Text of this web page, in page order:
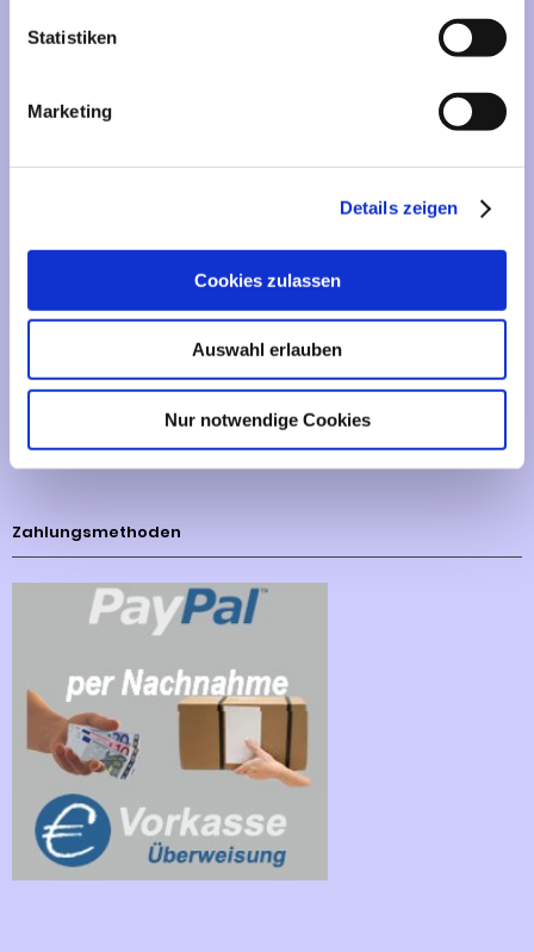
Statistiken
Marketing
Details zeigen
Cookies zulassen
Auswahl erlauben
Nur notwendige Cookies
Vertrag widerrufen
Informationen
Liefer- und Versandkosten
Impressum
Sitemap
Zahlungsmethoden